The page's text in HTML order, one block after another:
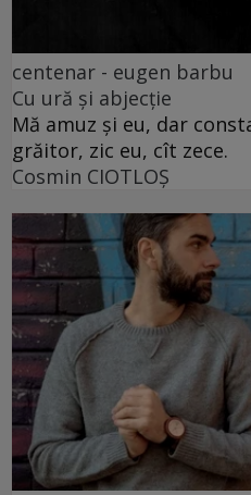
centenar - eugen barbu
Cu ură și abjecție
Mă amuz și eu, dar
grăitor, zic eu, cît zece.
Cosmin CIOTLOŞ